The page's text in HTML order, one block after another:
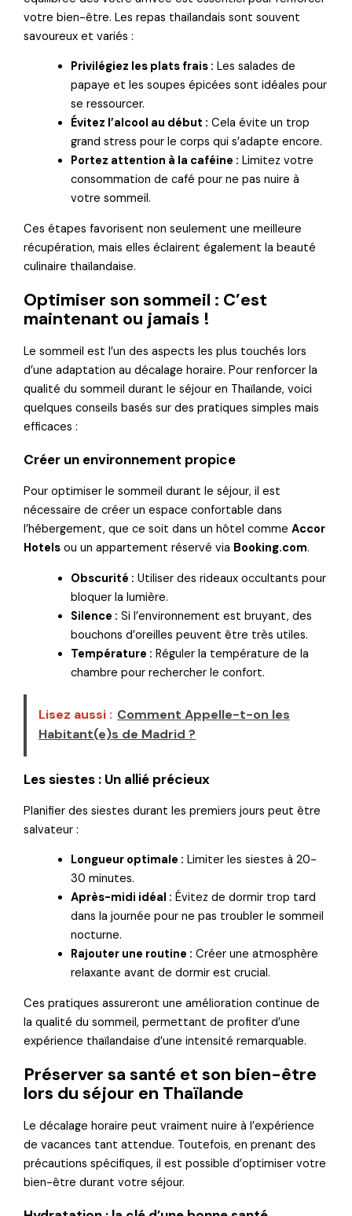
votre bien-être. Les repas thaïlandais sont souvent
savoureux et variés :
Privilégiez les plats frais : Les salades de
papaye et les soupes épicées sont idéales pour
se ressourcer.
Évitez l’alcool au début : Cela évite un trop
grand stress pour le corps qui s’adapte encore.
Portez attention à la caféine : Limitez votre
consommation de café pour ne pas nuire à
votre sommeil.
Ces étapes favorisent non seulement une meilleure
récupération, mais elles éclairent également la beauté
culinaire thaïlandaise.
Optimiser son sommeil : C’est
maintenant ou jamais !
Le sommeil est l’un des aspects les plus touchés lors
d’une adaptation au décalage horaire. Pour renforcer la
qualité du sommeil durant le séjour en Thaïlande, voici
quelques conseils basés sur des pratiques simples mais
efficaces :
Créer un environnement propice
Pour optimiser le sommeil durant le séjour, il est
nécessaire de créer un espace confortable dans
l’hébergement, que ce soit dans un hôtel commeAccor
Hotels ou un appartement réservé via Booking.com.
Obscurité : Utiliser des rideaux occultants pour
bloquer la lumière.
Silence : Si l’environnement est bruyant, des
bouchons d’oreilles peuvent être très utiles.
Température : Réguler la température de la
chambre pour rechercher le confort.
Lisez aussi : Comment Appelle-t-on les
Habitant(e)s de Madrid ?
Les siestes : Un allié précieux
Planifier des siestes durant les premiers jours peut être
salvateur :
Longueur optimale : Limiter les siestes à 20-
30 minutes.
Après-midi idéal : Évitez de dormir trop tard
dans la journée pour ne pas troubler le sommeil
nocturne.
Rajouter une routine : Créer une atmosphère
relaxante avant de dormir est crucial.
Ces pratiques assureront une amélioration continue de
la qualité du sommeil, permettant de profiter d’une
expérience thaïlandaise d’une intensité remarquable.
Préserver sa santé et son bien-être
lors du séjour en Thaïlande
Le décalage horaire peut vraiment nuire à l’expérience
de vacances tant attendue. Toutefois, en prenant des
précautions spécifiques, il est possible d’optimiser votre
bien-être durant votre séjour.